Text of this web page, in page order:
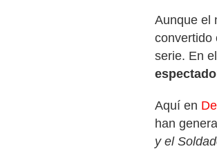
Aunque el
convertido
serie. En
Aquí en
han
y el